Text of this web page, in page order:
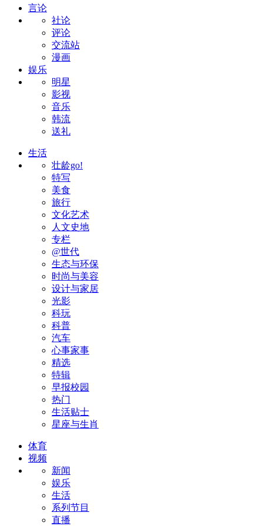
言论
社论
评论
交流站
漫画
娱乐
明星
影视
音乐
韩流
送礼
生活
壮龄go!
特写
美食
旅行
文化艺术
人文史地
专栏
@世代
生态与环保
时尚与美容
设计与家居
光影
科玩
科普
汽车
心事家事
精选
特辑
早报校园
热门
生活贴士
星座与生肖
体育
视频
新闻
娱乐
生活
系列节目
直播